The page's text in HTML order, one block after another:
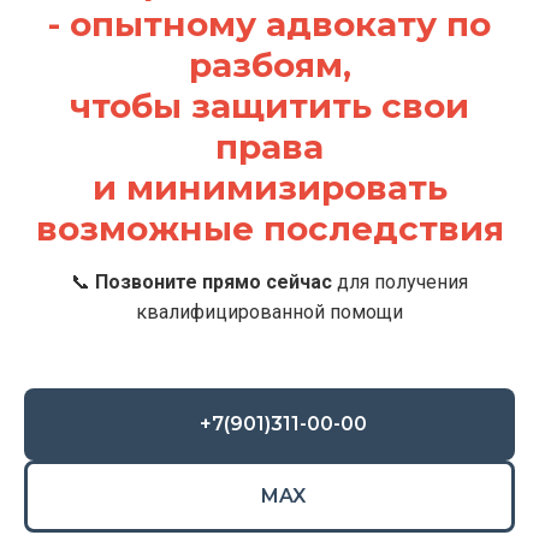
- опытному адвокату по
разбоям,
чтобы защитить свои
права
и минимизировать
возможные последствия
📞 Позвоните прямо сейчас для получения
квалифицированной помощи
+7(901)311-00-00
MAX